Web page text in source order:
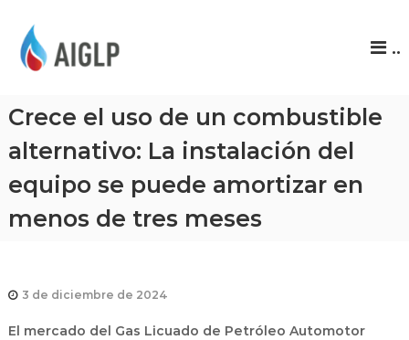
P
..
Crece el uso de un combustible
alternativo: La instalación del
equipo se puede amortizar en
menos de tres meses
3 de diciembre de 2024
El mercado del Gas Licuado de Petróleo Automotor